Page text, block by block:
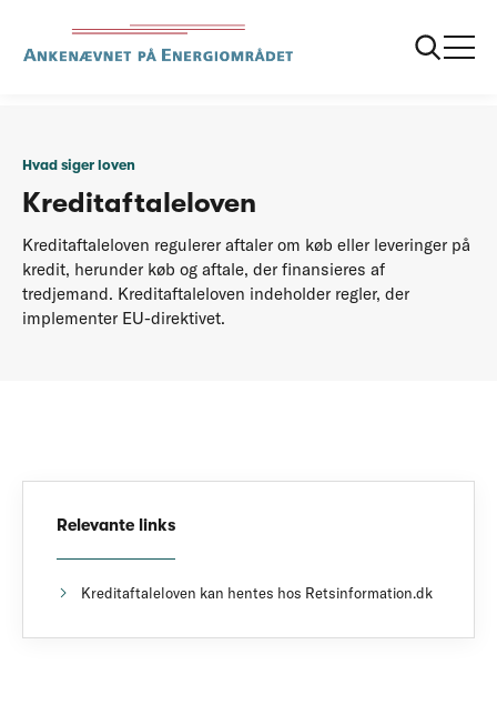
Hvad siger loven Kreditaftaleloven
Hvad siger loven
Kreditaftaleloven
Kreditaftaleloven regulerer aftaler om køb eller leveringer på
kredit, herunder køb og aftale, der finansieres af
tredjemand. Kreditaftaleloven indeholder regler, der
implementer EU-direktivet.
Relevante links
Kreditaftaleloven kan hentes hos Retsinformation.dk